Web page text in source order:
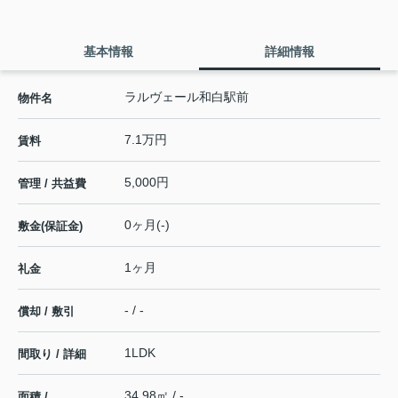
基本情報 詳細情報
物件名 ラルヴェール和白駅前
賃料 7.1万円
管理 / 共益費 5,000円
敷金(保証金) 0ヶ月(-)
礼金 1ヶ月
償却 / 敷引 - / -
間取り / 詳細 1LDK
34.98㎡ / -